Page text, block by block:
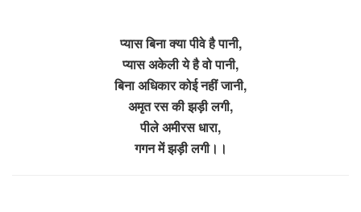
प्यास बिना क्या पीवे है पानी,
प्यास अकेली ये है वो पानी,
बिना अधिकार कोई नहीं जानी,
अमृत रस की झड़ी लगी,
पीले अमीरस धारा,
गगन में झड़ी लगी।।